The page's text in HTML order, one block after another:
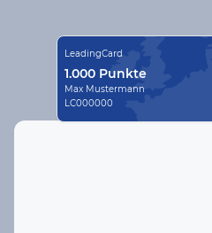
LeadingCard
1.000 Punkte
Max Mustermann
LC000000